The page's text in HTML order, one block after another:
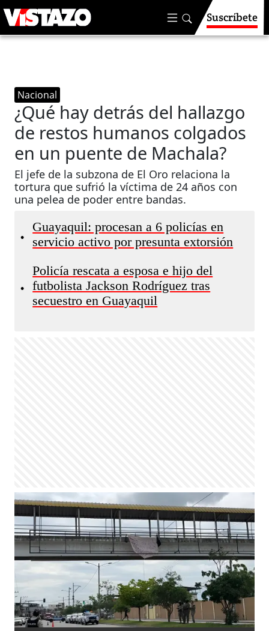
Suscríbete
Nacional
¿Qué hay detrás del hallazgo
de restos humanos colgados
en un puente de Machala?
El jefe de la subzona de El Oro relaciona la
tortura que sufrió la víctima de 24 años con
una pelea de poder entre bandas.
•
Guayaquil: procesan a 6 policías en
servicio activo por presunta extorsión
•
Policía rescata a esposa e hijo del
futbolista Jackson Rodríguez tras
secuestro en Guayaquil